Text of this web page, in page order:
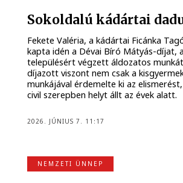
Sokoldalú kádártai
Fekete Valéria, a kádártai Ficánka
kapta idén a Dévai Bíró Mátyás-díjat,
településért végzett áldozatos
díjazott viszont nem csak a
munkájával érdemelte ki az
civil szerepben helyt állt az évek alatt.
2026. JÚNIUS 7. 11:17
NEMZETI ÜNNEP